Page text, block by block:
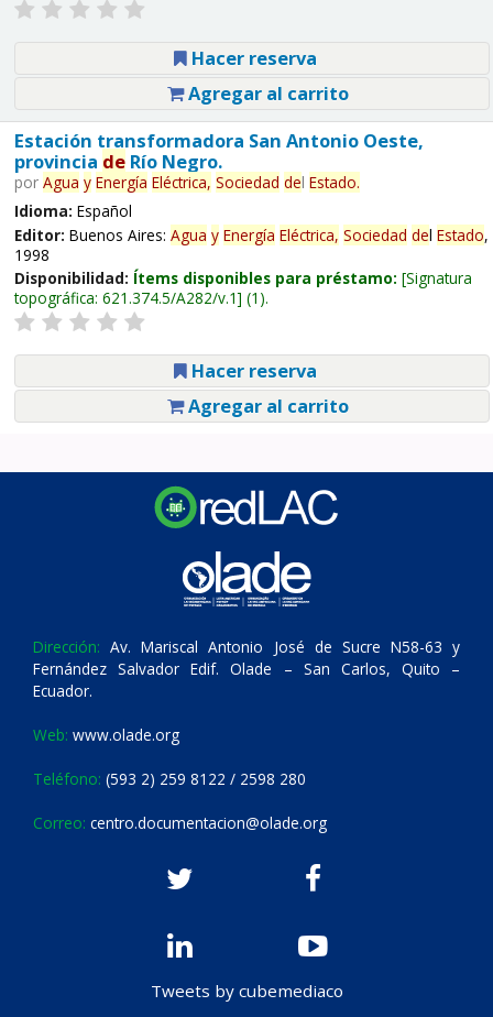
Hacer reserva
Agregar al carrito
Estación transformadora San Antonio Oeste,
provincia deRío Negro.
por Agua y Energía Eléctrica, Sociedad del Estado.
Idioma: Español
Editor: Buenos Aires: Agua y Energía Eléctrica, Sociedad del Estado,
1998
Disponibilidad: Ítems disponibles para préstamo: Signatura
topográfica: 621.374.5/A282/v.1 (1).
Hacer reserva
Agregar al carrito
Dirección: Av. Mariscal Antonio José de Sucre N58-63 y
Fernández Salvador Edif. Olade – San Carlos, Quito –
Ecuador.
Web: www.olade.org
Teléfono: (593 2) 259 8122 / 2598 280
Correo: centro.documentacion@olade.org
Tweets by cubemediaco